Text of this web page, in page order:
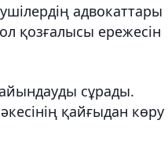
адвокаттары
қозғалысы ережесін
сұрады.
қайғыдан көру